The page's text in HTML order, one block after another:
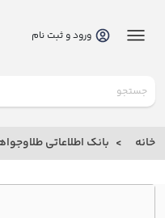
بانک
بانک
اطلاعاتی
ورود و ثبت نام
خانه بانک اطلاعاتی